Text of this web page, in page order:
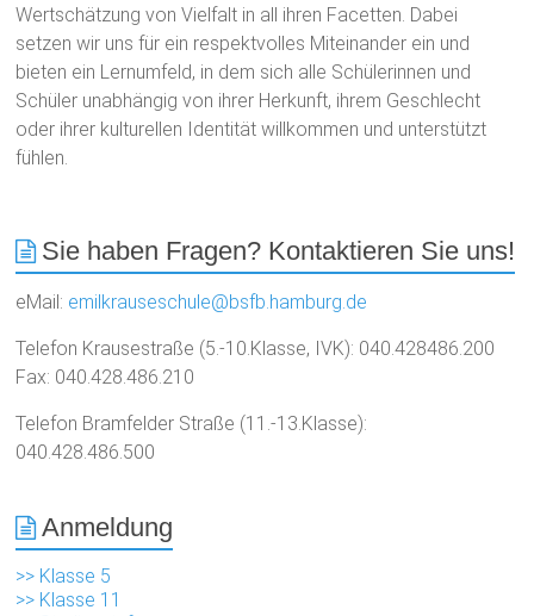
Wertschätzung von Vielfalt in all ihren Facetten. Dabei
setzen wir uns für ein respektvolles Miteinander ein und
bieten ein Lernumfeld, in dem sich alle Schülerinnen und
Schüler unabhängig von ihrer Herkunft, ihrem Geschlecht
oder ihrer kulturellen Identität willkommen und unterstützt
fühlen.
Sie haben Fragen? Kontaktieren Sie uns!
eMail: emilkrauseschule@bsfb.hamburg.de
Telefon Krausestraße (5.-10.Klasse, IVK): 040.428486.200
Fax: 040.428.486.210
Telefon Bramfelder Straße (11.-13.Klasse):
040.428.486.500
Anmeldung
>> Klasse 5
>> Klasse 11